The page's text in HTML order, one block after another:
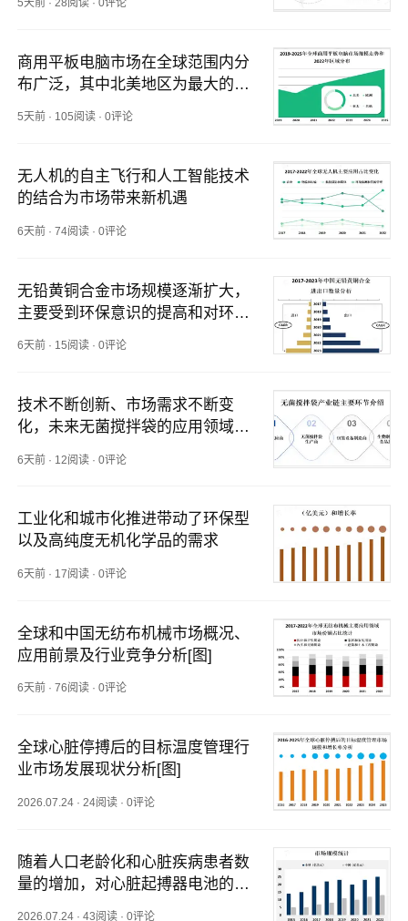
5天前 ·28阅读 ·0评论
商用平板电脑市场在全球范围内分
布广泛，其中北美地区为最大的市
5天前 · 105阅读 ·0评论
无人机的自主飞行和人工智能技术
的结合为市场带来新机遇
6天前 ·74阅读 ·0评论
无铅黄铜合金市场规模逐渐扩大，
主要受到环保意识的提高和对环境
6天前 · 15阅读 ·0评论
技术不断创新、市场需求不断变
化，未来无菌搅拌袋的应用领域将
6天前 · 12阅读 ·0评论
工业化和城市化推进带动了环保型
以及高纯度无机化学品的需求
6天前 · 17阅读 ·0评论
全球和中国无纺布机械市场概况、
应用前景及行业竞争分析[图]
6天前 ·76阅读 ·0评论
全球心脏停搏后的目标温度管理行
业市场发展现状分析[图]
2026.07.24 · 24阅读 ·0评论
随着人口老龄化和心脏疾病患者数
量的增加，对心脏起搏器电池的需
2026.07.24 ·43阅读 ·0评论